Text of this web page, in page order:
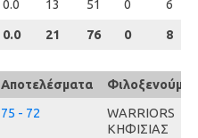
0.0 13 51 0 6
0.0 21 76 0 8
Αποτελέσματα
75 - 72
WARRIORS
ΚΗΦΙΣΙΑΣ